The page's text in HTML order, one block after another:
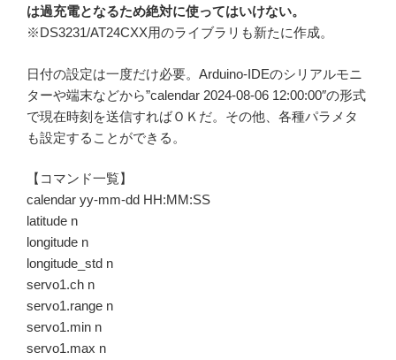
は過充電となるため絶対に使ってはいけない。
※DS3231/AT24CXX用のライブラリも新たに作成。
日付の設定は一度だけ必要。Arduino-IDEのシリアルモニ
ターや端末などから”calendar 2024-08-06 12:00:00″の形式
で現在時刻を送信すればＯＫだ。その他、各種パラメタ
も設定することができる。
【コマンド一覧】
calendar yy-mm-dd HH:MM:SS
latitude n
longitude n
longitude_std n
servo1.ch n
servo1.range n
servo1.min n
servo1.max n